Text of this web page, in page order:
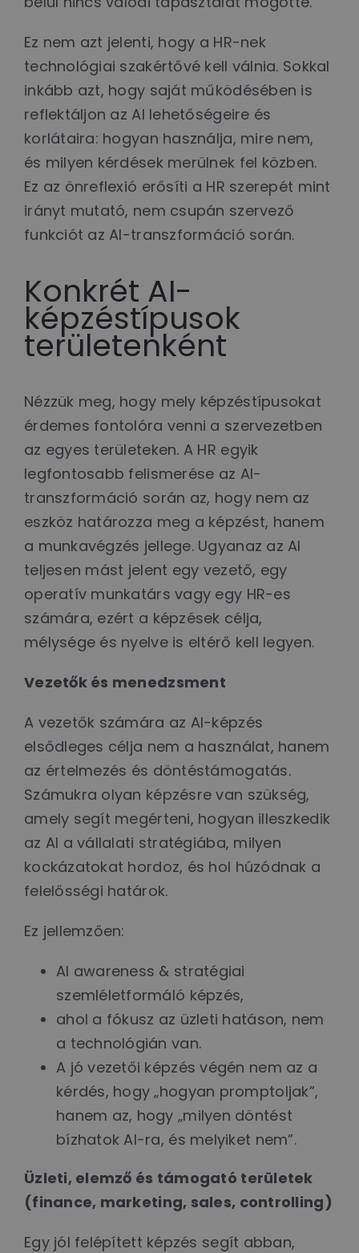
Ez nem azt jelenti, hogy a HR-nek
technológiai szakértővé kell válnia. Sokkal
inkább azt, hogy saját működésében is
reflektáljon az AI lehetőségeire és
korlátaira: hogyan használja, mire nem,
és milyen kérdések merülnek fel közben.
Ez az önreflexió erősíti a HR szerepét mint
irányt mutató, nem csupán szervező
funkciót az AI-transzformáció során.
Konkrét AI-
képzéstípusok
területenként
Nézzük meg, hogy mely képzéstípusokat
érdemes fontolóra venni a szervezetben
az egyes területeken. A HR egyik
legfontosabb felismerése az AI-
transzformáció során az, hogy nem az
eszköz határozza meg a képzést, hanem
a munkavégzés jellege. Ugyanaz az AI
teljesen mást jelent egy vezető, egy
operatív munkatárs vagy egy HR-es
számára, ezért a képzések célja,
mélysége és nyelve is eltérő kell legyen.
Vezetők és menedzsment
A vezetők számára az AI-képzés
elsődleges célja nem a használat, hanem
az értelmezés és döntéstámogatás.
Számukra olyan képzésre van szükség,
amely segít megérteni, hogyan illeszkedik
az AI a vállalati stratégiába, milyen
kockázatokat hordoz, és hol húzódnak a
felelősségi határok.
Ez jellemzően:
AI awareness & stratégiai
szemléletformáló képzés,
ahol a fókusz az üzleti hatáson, nem
a technológián van.
A jó vezetői képzés végén nem az a
kérdés, hogy „hogyan promptoljak”,
hanem az, hogy „milyen döntést
bízhatok AI-ra, és melyiket nem”.
Üzleti, elemző és támogató területek
(finance, marketing, sales, controlling)
Egy jól felépített képzés segít abban,